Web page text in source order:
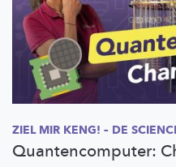
ZIEL MIR KENG! – DE
Quantencomputer: